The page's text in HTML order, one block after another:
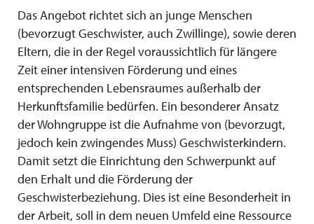
Das Angebot richtet sich an junge Menschen
(bevorzugt Geschwister, auch Zwillinge), sowie deren
Eltern, die in der Regel voraussichtlich für längere
Zeit einer intensiven Förderung und eines
entsprechenden Lebensraumes außerhalb der
Herkunftsfamilie bedürfen. Ein besonderer Ansatz
der Wohngruppe ist die Aufnahme von (bevorzugt,
jedoch kein zwingendes Muss) Geschwisterkindern.
Damit setzt die Einrichtung den Schwerpunkt auf
den Erhalt und die Förderung der
Geschwisterbeziehung. Dies ist eine Besonderheit in
der Arbeit, soll in dem neuen Umfeld eine Ressource